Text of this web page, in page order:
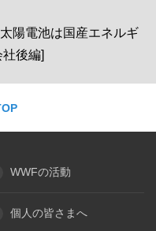
陽電池は国産エネルギ
後編]
WWFの活動
個人の皆さまへ